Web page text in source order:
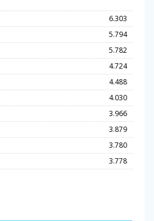
6.303
5.794
5.782
4.724
4.488
4.030
3.966
3.879
3.780
3.778